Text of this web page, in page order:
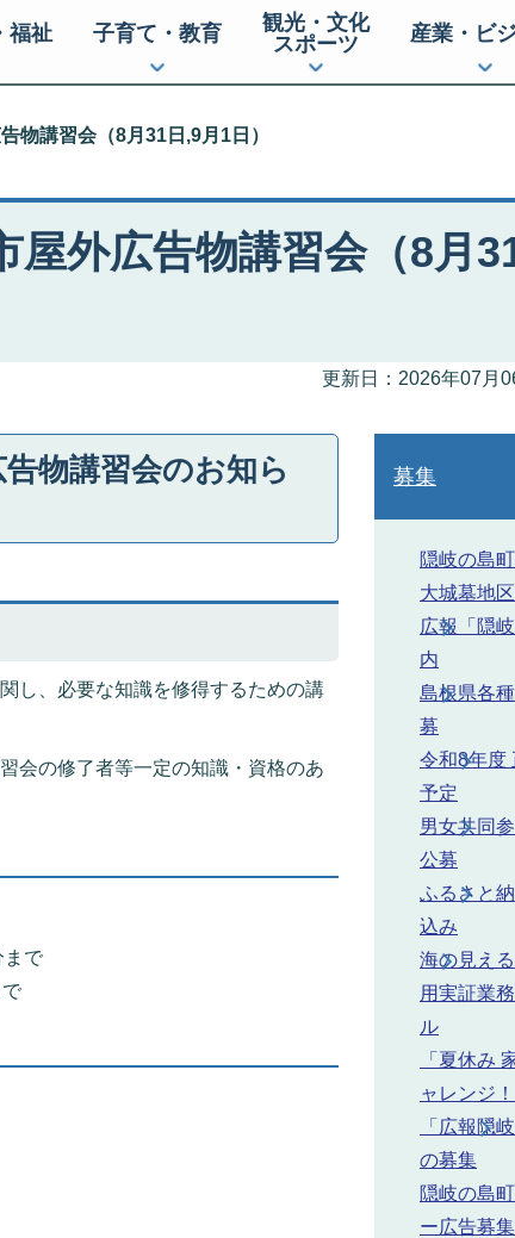
福祉 子育て・教育
観光・文化
スポーツ
産業・ビ
物講習会（8月31日,9月1日）
屋外広告物講習会（8月
更新日：2026年07月
物講習会のお知ら
し、必要な知識を修得するための講
会の修了者等一定の知識・資格のあ
まで
募集
隠岐の島
大城墓地
広報「隠
内
島根県各
募
令和8年度
予定
男女共同
公募
ふるさと
込み
海の見え
用実証業
ル
「夏休み
ャレンジ
「広報隠
の募集
隠岐の島
ー広告募集